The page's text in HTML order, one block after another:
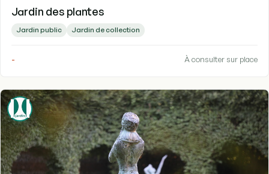
Jardin des plantes
Jardin public Jardin de collection
- À consulter sur place